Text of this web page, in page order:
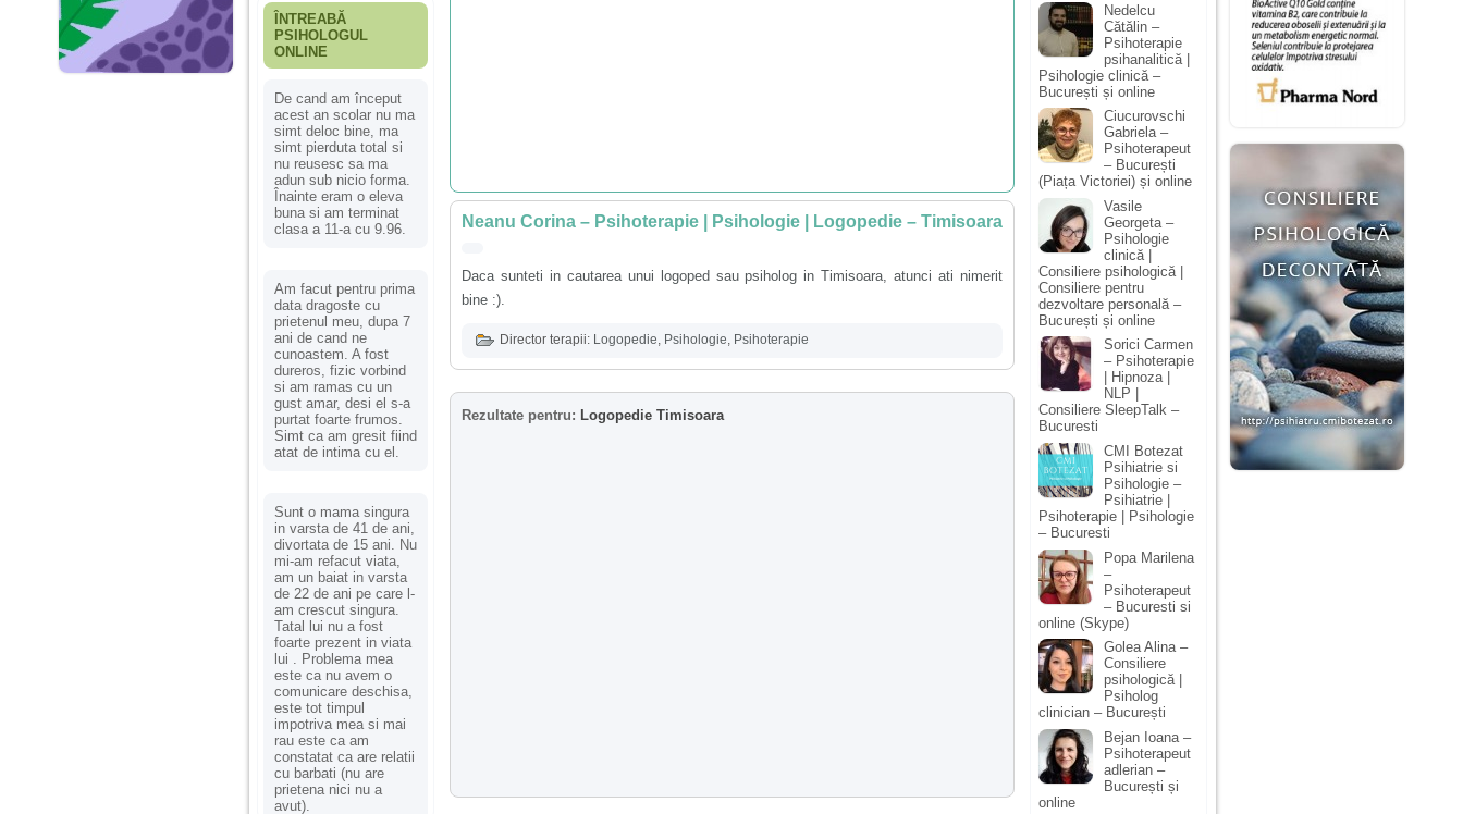
ÎNTREABĂ
PSIHOLOGUL
ONLINE
De cand am început
acest an scolar nu ma
simt deloc bine, ma
simt pierduta total si
nu reusesc sa ma
adun sub nicio forma.
Înainte eram o eleva
buna si am terminat
clasa a 11-a cu 9.96.
Am facut pentru prima
data dragoste cu
prietenul meu, dupa 7
ani de cand ne
cunoastem. A fost
dureros, fizic vorbind
si am ramas cu un
gust amar, desi el s-a
purtat foarte frumos.
Simt ca am gresit fiind
atat de intima cu el.
Sunt o mama singura
in varsta de 41 de ani,
divortata de 15 ani. Nu
mi-am refacut viata,
am un baiat in varsta
de 22 de ani pe care l-
am crescut singura.
Tatal lui nu a fost
foarte prezent in viata
lui . Problema mea
este ca nu avem o
comunicare deschisa,
este tot timpul
impotriva mea si mai
rau este ca am
constatat ca are relatii
cu barbati (nu are
prietena nici nu a
avut).
Neanu Corina – Psihoterapie | Psihologie | Logopedie – Timisoara
Daca sunteti in cautarea unui logoped sau psiholog in Timisoara, atunci ati nimerit
bine :).
Director terapii: Logopedie, Psihologie, Psihoterapie
Rezultate pentru: Logopedie Timisoara
Nedelcu
Cătălin –
Psihoterapie
psihanalitică |
Psihologie clinică –
București și online
Ciucurovschi
Gabriela –
Psihoterapeut
– București
(Piața Victoriei) și online
Vasile
Georgeta –
Psihologie
clinică |
Consiliere psihologică |
Consiliere pentru
dezvoltare personală –
București și online
Sorici Carmen
– Psihoterapie
| Hipnoza |
NLP |
Consiliere SleepTalk –
Bucuresti
CMI Botezat
Psihiatrie si
Psihologie –
Psihiatrie |
Psihoterapie | Psihologie
– Bucuresti
Popa Marilena
–
Psihoterapeut
– Bucuresti si
online (Skype)
Golea Alina –
Consiliere
psihologică |
Psiholog
clinician – București
Bejan Ioana –
Psihoterapeut
adlerian –
București și
online